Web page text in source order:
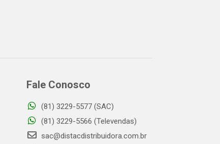
Fale Conosco
(81) 3229-5577 (SAC)
(81) 3229-5566 (Televendas)
sac@distacdistribuidora.com.br